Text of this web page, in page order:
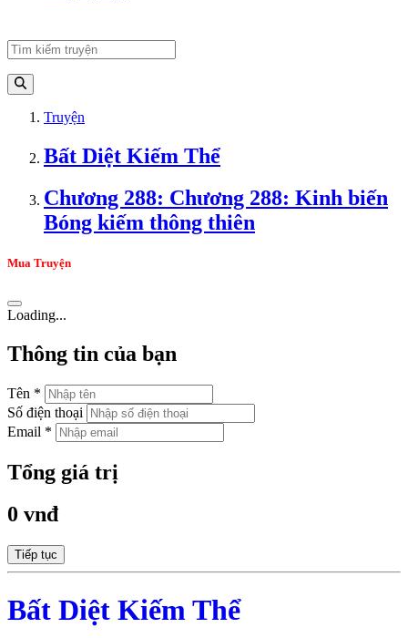
Truyện
Bất Diệt Kiếm Thể
Chương 288: Chương 288: Kinh biến
Bóng kiếm thông thiên
Mua Truyện
Loading...
Thông tin của bạn
Tên *
Số điện thoại
Email *
Tổng giá trị
0 vnđ
Tiếp tục
Bất Diệt Kiếm Thể